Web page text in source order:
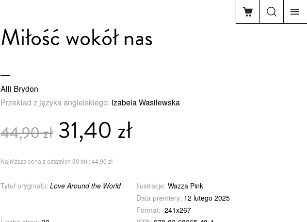
Miłość wokół nas
Alli Brydon
Przekład z języka angielskiego: Izabela Wasilewska
44,90 zł31,40 zł
Najniższa cena z ostatnich 30 dni: 44,90 zł
Tytuł oryginału: Love Around the World Ilustracje: Wazza Pink
Data premiery: 12 lutego 2025
Format: 241x267